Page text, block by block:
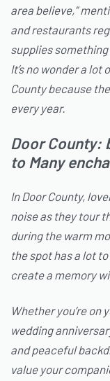
area believe,”
and restaurants
supplies something
It’s no wonder a
County because
every year.
Door County:
to Many
In Door County,
noise as they tour
during the warm
the spot has a lot
create a memory
Whether you’re on
wedding
and peaceful
value your